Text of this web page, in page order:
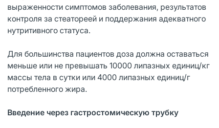
выраженности симптомов заболевания, результатов
контроля за стеатореей и поддержания адекватного
нутритивного статуса.
Для большинства пациентов доза должна оставаться
меньше или не превышать 10000 липазных единиц/кг
массы тела в сутки или 4000 липазных единиц/г
потребленного жира.
Введение через гастростомическую трубку